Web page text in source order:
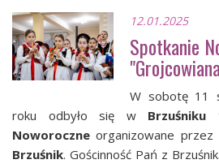
12.01.2025
Spotkanie
W sobotę 11
roku odbyło się w Brzuśniku
Noworoczne organizowane przez
Brzuśnik. Gościnność Pań z